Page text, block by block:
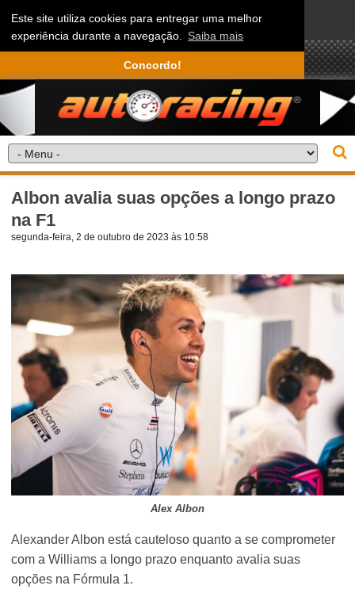
Este site utiliza cookies para entregar uma melhor
experiência durante a navegação. Saiba mais
Concordo!
Albon avalia suas opções a longo prazo
na F1
segunda-feira, 2 de outubro de 2023 às 10:58
Alex Albon
Alexander Albon está cauteloso quanto a se comprometer
com a Williams a longo prazo enquanto avalia suas
opções na Fórmula 1.